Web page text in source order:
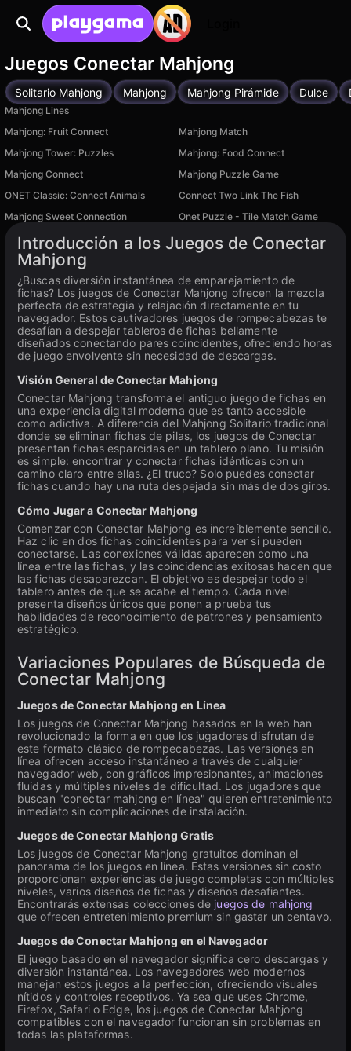
Juegos Conectar Mahjong
Solitario Mahjong Mahjong Mahjong Pirámide Dulce
Mahjong Lines
Mahjong: Fruit Connect
Mahjong Match
Mahjong Tower: Puzzles
Mahjong: Food Connect
Mahjong Connect
Mahjong Puzzle Game
ONET Classic: Connect Animals
Connect Two Link The Fish
Mahjong Sweet Connection
Onet Puzzle - Tile Match Game
Introducción a los Juegos de Conectar
Mahjong
¿Buscas diversión instantánea de emparejamiento de
fichas? Los juegos de Conectar Mahjong ofrecen la mezcla
perfecta de estrategia y relajación directamente en tu
navegador. Estos cautivadores juegos de rompecabezas te
desafían a despejar tableros de fichas bellamente
diseñados conectando pares coincidentes, ofreciendo horas
de juego envolvente sin necesidad de descargas.
Visión General de Conectar Mahjong
Conectar Mahjong transforma el antiguo juego de fichas en
una experiencia digital moderna que es tanto accesible
como adictiva. A diferencia del Mahjong Solitario tradicional
donde se eliminan fichas de pilas, los juegos de Conectar
presentan fichas esparcidas en un tablero plano. Tu misión
es simple: encontrar y conectar fichas idénticas con un
camino claro entre ellas. ¿El truco? Solo puedes conectar
fichas cuando hay una ruta despejada sin más de dos giros.
Cómo Jugar a Conectar Mahjong
Comenzar con Conectar Mahjong es increíblemente sencillo.
Haz clic en dos fichas coincidentes para ver si pueden
conectarse. Las conexiones válidas aparecen como una
línea entre las fichas, y las coincidencias exitosas hacen que
las fichas desaparezcan. El objetivo es despejar todo el
tablero antes de que se acabe el tiempo. Cada nivel
presenta diseños únicos que ponen a prueba tus
habilidades de reconocimiento de patrones y pensamiento
estratégico.
Variaciones Populares de Búsqueda de
Conectar Mahjong
Juegos de Conectar Mahjong en Línea
Los juegos de Conectar Mahjong basados en la web han
revolucionado la forma en que los jugadores disfrutan de
este formato clásico de rompecabezas. Las versiones en
línea ofrecen acceso instantáneo a través de cualquier
navegador web, con gráficos impresionantes, animaciones
fluidas y múltiples niveles de dificultad. Los jugadores que
buscan "conectar mahjong en línea" quieren entretenimiento
inmediato sin complicaciones de instalación.
Juegos de Conectar Mahjong Gratis
Los juegos de Conectar Mahjong gratuitos dominan el
panorama de los juegos en línea. Estas versiones sin costo
proporcionan experiencias de juego completas con múltiples
niveles, varios diseños de fichas y diseños desafiantes.
Encontrarás extensas colecciones de juegos de mahjong
que ofrecen entretenimiento premium sin gastar un centavo.
Juegos de Conectar Mahjong en el Navegador
El juego basado en el navegador significa cero descargas y
diversión instantánea. Los navegadores web modernos
manejan estos juegos a la perfección, ofreciendo visuales
nítidos y controles receptivos. Ya sea que uses Chrome,
Firefox, Safari o Edge, los juegos de Conectar Mahjong
compatibles con el navegador funcionan sin problemas en
todas las plataformas.